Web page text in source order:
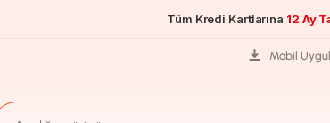
Tüm Kredi Kartlarına 12 Ay
Mobil